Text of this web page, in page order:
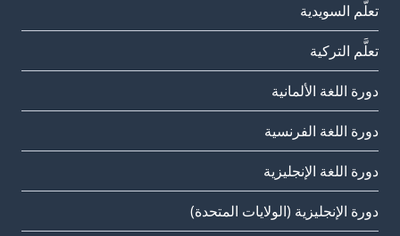
تعلَّم السويدية
تعلَّم التركية
دورة اللغة الألمانية
دورة اللغة الفرنسية
دورة اللغة الإنجليزية
دورة الإنجليزية (الولايات المتحدة)